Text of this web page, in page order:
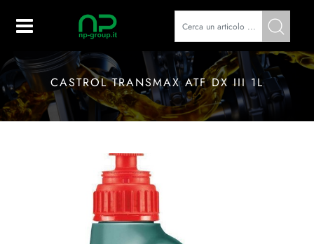
CASTROL TRANSMAX ATF DX III 1L